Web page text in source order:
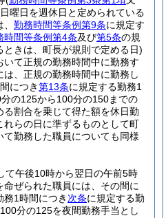
曜日を週休日と定められている
勤務時間等条例第9条に規定す
時間等条例第4条及び第5条の規
きは、町長が規則で定める日)
て正規の勤務時間中に勤務す
、正規の勤務時間中に勤務し
につき第13条に規定する勤務1
の125から100分の150までの
割合を乗じて得た額を休日勤
れらの日に準ずるものとして町
勤務した職員についても同様
て午後10時から翌日の午前5時
命ぜられた職員には、その間に
1時間につき 次条に規定する勤
分の125を夜間勤務手当とし